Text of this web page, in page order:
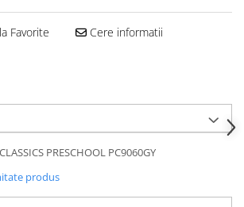
Favorite Cere informatii
PRESCHOOL PC9060GY
produs